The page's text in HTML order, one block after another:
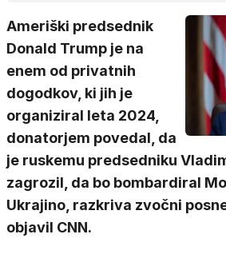
Ameriški predsednik
Donald Trump je na
enem od privatnih
dogodkov, ki jih je
organiziral leta 2024,
donatorjem povedal, da
je ruskemu predsedniku
zagrozil, da bo bombardiral
Ukrajino, razkriva zvočni
objavil CNN.